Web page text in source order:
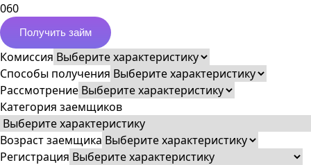
060
Получить займ
Комиссия
Способы получения
Рассмотрение
Категория заемщиков
Возраст заемщика
Регистрация